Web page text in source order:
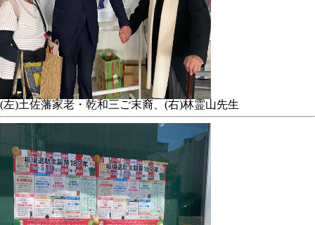
(左)土佐藩家老・乾和三ご末裔、(右)林霊山先生